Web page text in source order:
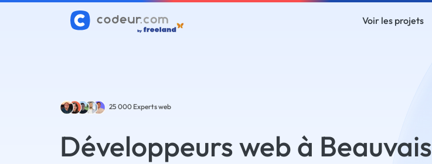
Voir les projets
25 000 Experts web
Développeurs web à Beauvais